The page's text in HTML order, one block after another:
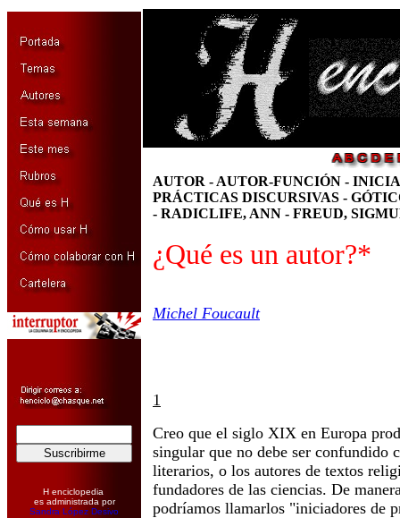
H enciclopedia
es administrada por
Sandra López Desivo
AUTOR - AUTOR-FUNCIÓN -
PRÁCTICAS DISCURSIVAS -
- RADICLIFE, ANN - FREUD,
¿Qué es un autor?*
Michel Foucault
1
Creo que el siglo XIX en Europa
singular que no debe ser confundido
literarios, o los autores de textos
fundadores de las ciencias. De
podríamos llamarlos "iniciadores de